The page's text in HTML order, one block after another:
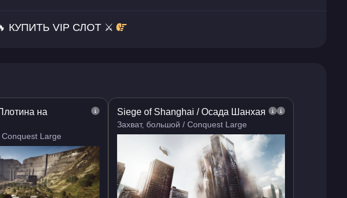
КУПИТЬ VIP СЛОТ ⚔️
на
Large
Siege of Shanghai / Осада Шанхая
Захват, большой / Conquest Large